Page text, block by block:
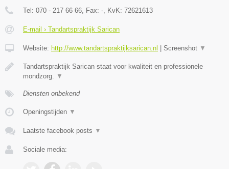
Tel: 070 - 217 66 66, Fax: -, KvK: 72621613
E-mail › Tandartspraktijk Sarican
Website: http://www.tandartspraktijksarican.nl Screenshot ▼
Tandartspraktijk Sarican staat voor kwaliteit en professionele
mondzorg. ▼
Diensten onbekend
Openingstijden ▼
Laatste facebook posts ▼
Sociale media: